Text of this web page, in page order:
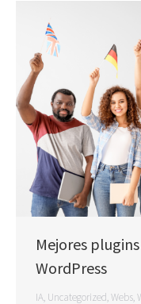
Mejores
WordPress
IA, Uncategorized,Webs,